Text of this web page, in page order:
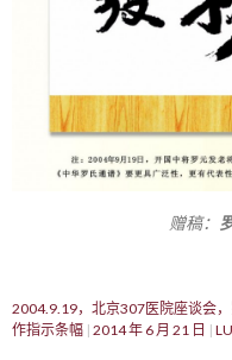
赠稿：
2004.9.19，北京307医院座谈会
作指示条幅 2014 年 6 月 21 日